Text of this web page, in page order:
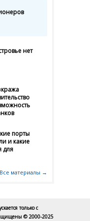
нет
порты
и какие
для
Все материалы →
только с
© 2000-2025